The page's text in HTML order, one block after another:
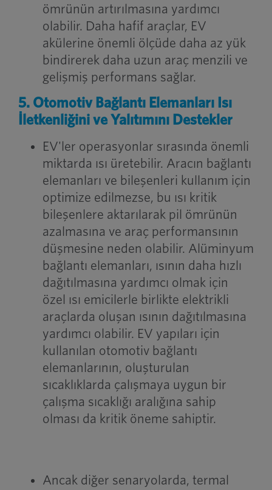
ömrünün artırılmasına yardımcı
olabilir. Daha hafif araçlar, EV
akülerine önemli ölçüde daha az yük
bindirerek daha uzun araç menzili ve
gelişmiş performans sağlar.
5. Otomotiv Bağlantı Elemanları Isı
İletkenliğini ve Yalıtımını Destekler
EV'ler operasyonlar sırasında önemli
miktarda ısı üretebilir. Aracın bağlantı
elemanları ve bileşenleri kullanım için
optimize edilmezse, bu ısı kritik
bileşenlere aktarılarak pil ömrünün
azalmasına ve araç performansının
düşmesine neden olabilir. Alüminyum
bağlantı elemanları, ısının daha hızlı
dağıtılmasına yardımcı olmak için
özel ısı emicilerle birlikte elektrikli
araçlarda oluşan ısının dağıtılmasına
yardımcı olabilir. EV yapıları için
kullanılan otomotiv bağlantı
elemanlarının, oluşturulan
sıcaklıklarda çalışmaya uygun bir
çalışma sıcaklığı aralığına sahip
olması da kritik öneme sahiptir.
Ancak diğer senaryolarda, termal